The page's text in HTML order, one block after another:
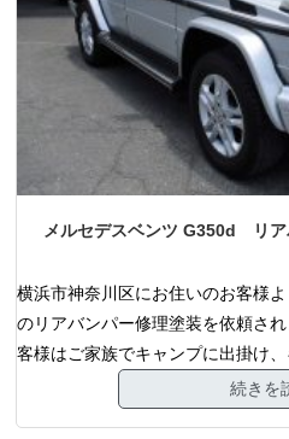
メルセデスベンツ G350d リア
横浜市神奈川区にお住いのお客様
のリアバンパー修理塗装を依頼さ
客様はご家族でキャンプに出掛け
続きを